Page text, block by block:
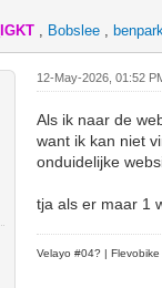
, Bobslee ,
12-May-2026, 01:52
Als ik naar de
want ik kan niet
onduidelijke
tja als er maar 1
Velayo #04? |